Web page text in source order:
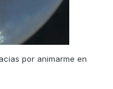
por animarme en